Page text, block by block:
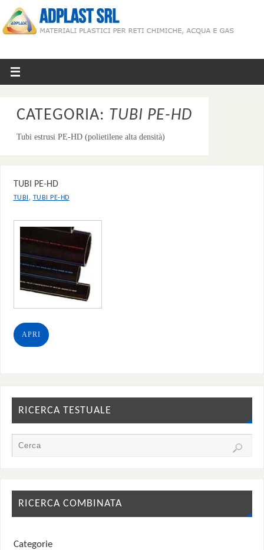
CATEGORIA: TUBI PE-HD
Tubi estrusi PE-HD (polietilene alta densità)
TUBI PE-HD
TUBI , TUBI PE-HD
APRI
RICERCA TESTUALE
RICERCA COMBINATA
Categorie